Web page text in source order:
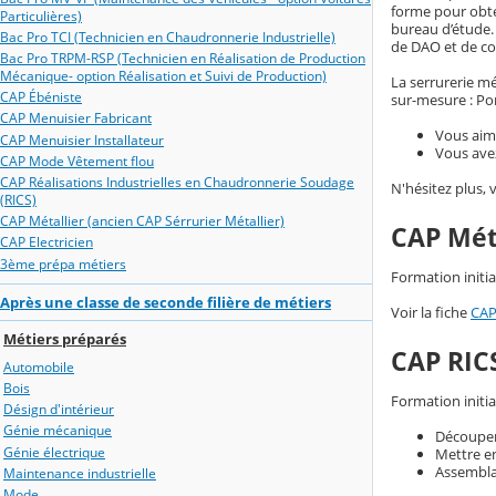
Particulières)
Bac Pro TCI (Technicien en Chaudronnerie Industrielle)
Bac Pro TRPM-RSP (Technicien en Réalisation de Production
Mécanique- option Réalisation et Suivi de Production)
CAP Ébéniste
CAP Menuisier Fabricant
CAP Menuisier Installateur
CAP Mode Vêtement flou
CAP Réalisations Industrielles en Chaudronnerie Soudage
(RICS)
CAP Métallier (ancien CAP Sérrurier Métallier)
CAP Electricien
3ème prépa métiers
Après une classe de seconde filière de métiers
Métiers préparés
Automobile
Bois
Désign d'intérieur
Génie mécanique
Génie électrique
Maintenance industrielle
forme pour
bureau
de DAO et de
La serrurerie
sur-mesure :
Vous
Vous
N'hésitez plus,
CAP
Formation
Voir la fiche
CAP
Formation
Mettre